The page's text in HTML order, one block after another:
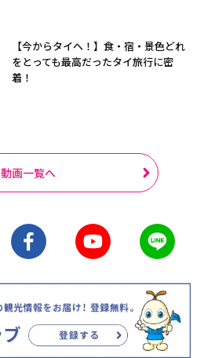
【今からタイへ！】食・宿・景色どれ
をとっても最高だったタイ旅行に密
着！
動画一覧へ